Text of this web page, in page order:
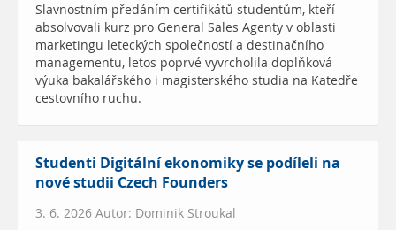
Slavnostním předáním certifikátů studentům, kteří
absolvovali kurz pro General Sales Agenty v oblasti
marketingu leteckých společností a destinačního
managementu, letos poprvé vyvrcholila doplňková
výuka bakalářského i magisterského studia na Katedře
cestovního ruchu.
Studenti Digitální ekonomiky se podíleli na
nové studii Czech Founders
3. 6. 2026 Autor: Dominik Stroukal